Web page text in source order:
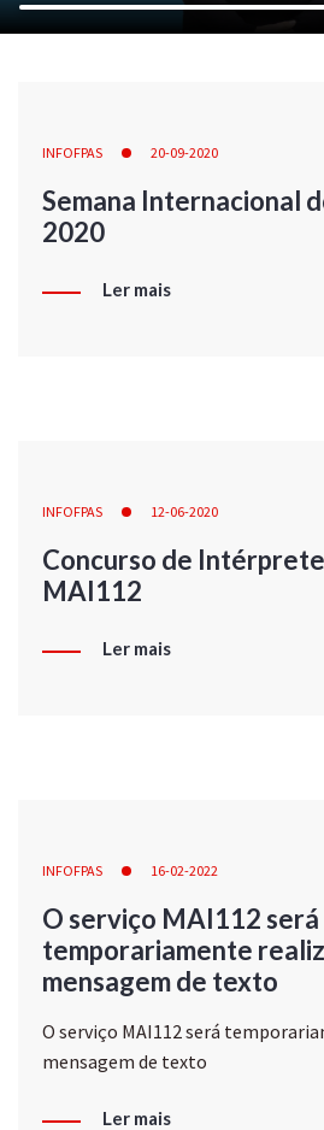
INFOFPAS 20-09-2020
Semana Internacional
2020
Ler mais
INFOFPAS 12-06-2020
Concurso de Intérprete
MAI112
Ler mais
INFOFPAS 16-02-2022
O serviço MAI112 será
temporariamente
mensagem de texto
O serviço MAI112 será
mensagem de texto
Ler mais